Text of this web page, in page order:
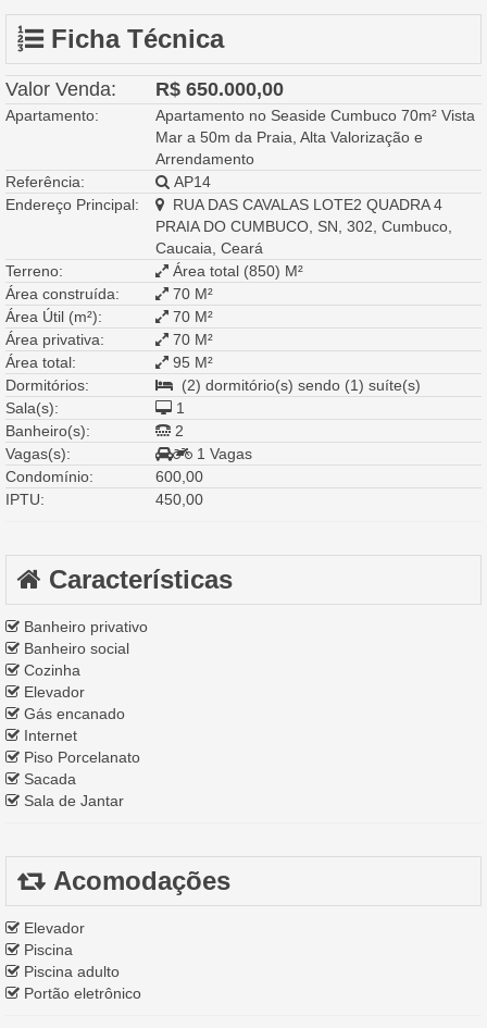
Ficha Técnica
Valor Venda: R$ 650.000,00
Apartamento:
Apartamento no Seaside Cumbuco 70m² Vista
Mar a 50m da Praia, Alta Valorização e
Arrendamento
Referência:
AP14
Endereço Principal:
RUA DAS CAVALAS LOTE2 QUADRA 4
PRAIA DO CUMBUCO, SN, 302, Cumbuco,
Caucaia, Ceará
Terreno:
Área total (850) M²
Área construída:
70 M²
Área Útil (m²):
70 M²
Área privativa:
70 M²
Área total:
95 M²
Dormitórios:
(2) dormitório(s) sendo (1) suíte(s)
Sala(s):
1
Banheiro(s):
2
Vagas(s):
1 Vagas
Condomínio:
600,00
IPTU:
450,00
Características
Banheiro privativo
Banheiro social
Cozinha
Elevador
Gás encanado
Internet
Piso Porcelanato
Sacada
Sala de Jantar
Acomodações
Elevador
Piscina
Piscina adulto
Portão eletrônico